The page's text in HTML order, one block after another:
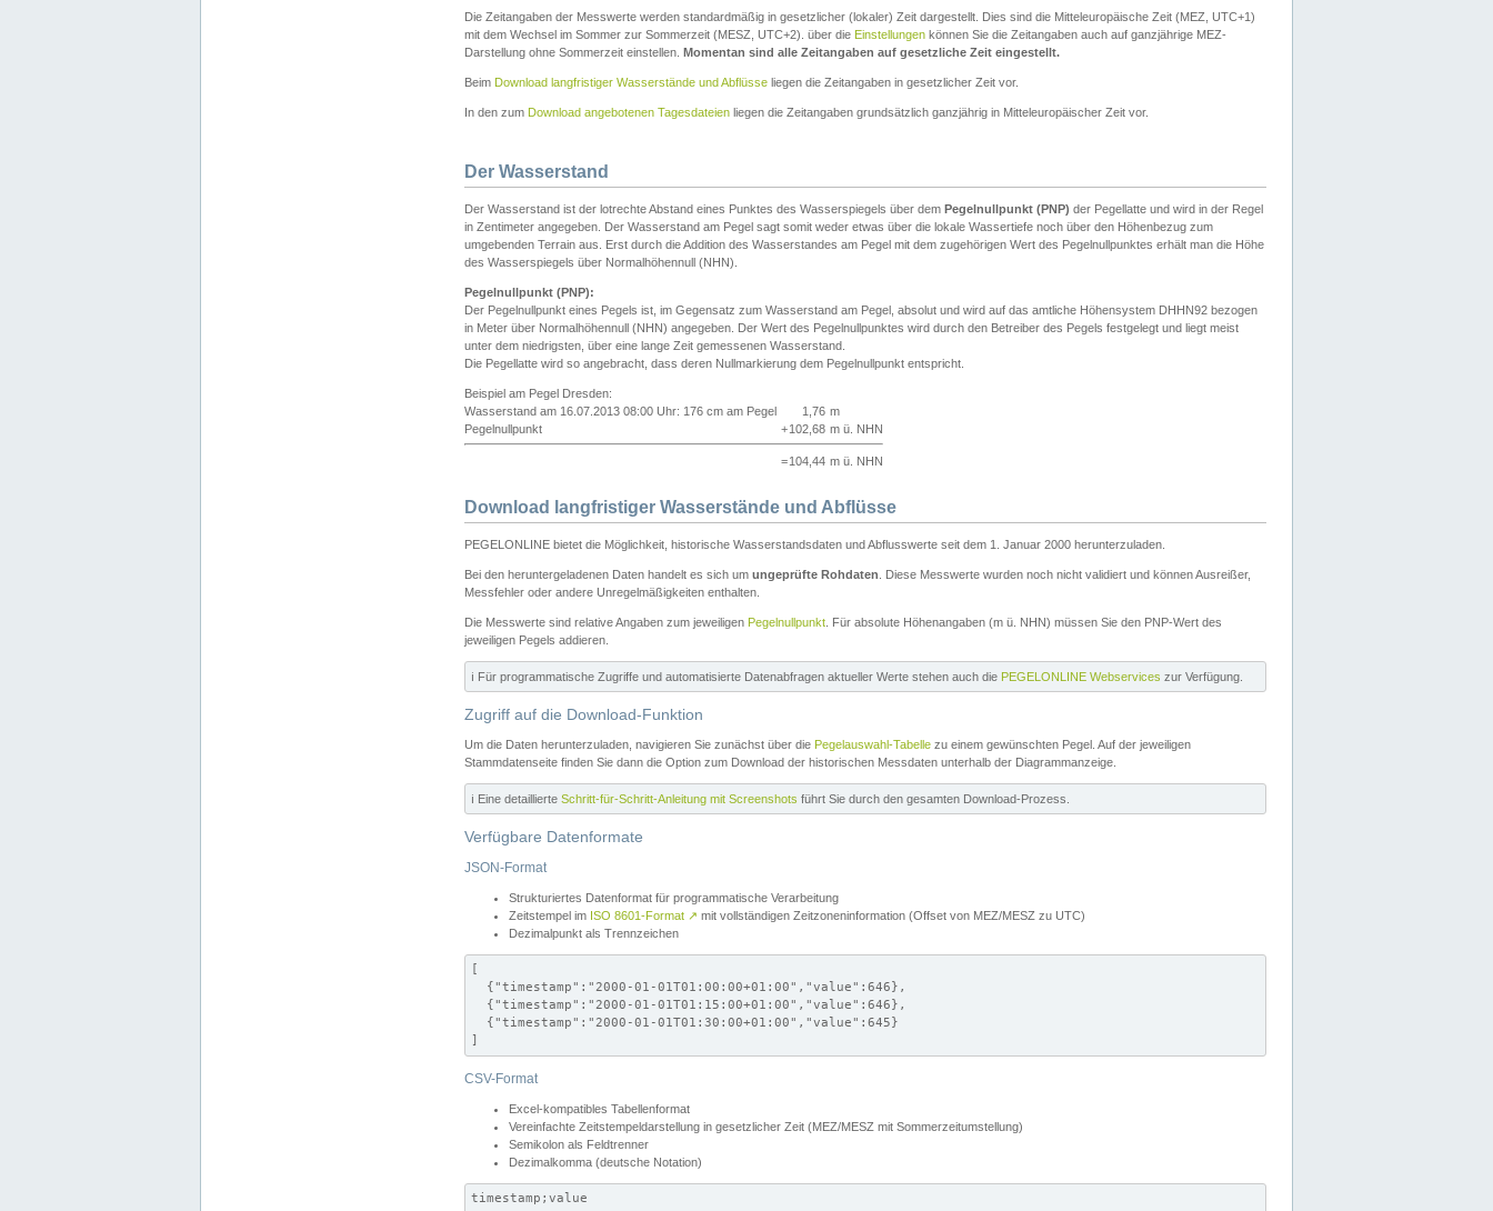
Die Zeitangaben der Messwerte werden standardmäßig in gesetzlicher (lokaler) Zeit dargestellt. Dies sind die Mitteleuropäische Zeit (MEZ, UTC+1)
mit dem Wechsel im Sommer zur Sommerzeit (MESZ, UTC+2). über die Einstellungen können Sie die Zeitangaben auch auf ganzjährige MEZ-
Darstellung ohne Sommerzeit einstellen. Momentan sind alle Zeitangaben auf gesetzliche Zeit eingestellt.
Beim Download langfristiger Wasserstände und Abflüsse liegen die Zeitangaben in gesetzlicher Zeit vor.
In den zum Download angebotenen Tagesdateien liegen die Zeitangaben grundsätzlich ganzjährig in Mitteleuropäischer Zeit vor.
Der Wasserstand
Der Wasserstand ist der lotrechte Abstand eines Punktes des Wasserspiegels über dem Pegelnullpunkt (PNP) der Pegellatte und wird in der Regel
in Zentimeter angegeben. Der Wasserstand am Pegel sagt somit weder etwas über die lokale Wassertiefe noch über den Höhenbezug zum
umgebenden Terrain aus. Erst durch die Addition des Wasserstandes am Pegel mit dem zugehörigen Wert des Pegelnullpunktes erhält man die Höhe
des Wasserspiegels über Normalhöhennull (NHN).
Pegelnullpunkt (PNP):
Der Pegelnullpunkt eines Pegels ist, im Gegensatz zum Wasserstand am Pegel, absolut und wird auf das amtliche Höhensystem DHHN92 bezogen
in Meter über Normalhöhennull (NHN) angegeben. Der Wert des Pegelnullpunktes wird durch den Betreiber des Pegels festgelegt und liegt meist
unter dem niedrigsten, über eine lange Zeit gemessenen Wasserstand.
Die Pegellatte wird so angebracht, dass deren Nullmarkierung dem Pegelnullpunkt entspricht.
Beispiel am Pegel Dresden:
Wasserstand am 16.07.2013 08:00 Uhr: 176 cm am Pegel
1,76 m
Pegelnullpunkt
+102,68 m ü. NHN
=104,44 m ü. NHN
Download langfristiger Wasserstände und Abflüsse
PEGELONLINE bietet die Möglichkeit, historische Wasserstandsdaten und Abflusswerte seit dem 1. Januar 2000 herunterzuladen.
Bei den heruntergeladenen Daten handelt es sich um ungeprüfte Rohdaten . Diese Messwerte wurden noch nicht validiert und können Ausreißer,
Messfehler oder andere Unregelmäßigkeiten enthalten.
Die Messwerte sind relative Angaben zum jeweiligen Pegelnullpunkt . Für absolute Höhenangaben (m ü. NHN) müssen Sie den PNP-Wert des
jeweiligen Pegels addieren.
ℹ️ Für programmatische Zugriffe und automatisierte Datenabfragen aktueller Werte stehen auch die PEGELONLINE Webservices zur Verfügung.
Zugriff auf die Download-Funktion
Um die Daten herunterzuladen, navigieren Sie zunächst über die Pegelauswahl-Tabelle zu einem gewünschten Pegel. Auf der jeweiligen
Stammdatenseite finden Sie dann die Option zum Download der historischen Messdaten unterhalb der Diagrammanzeige.
ℹ️ Eine detaillierte Schritt-für-Schritt-Anleitung mit Screenshots führt Sie durch den gesamten Download-Prozess.
Verfügbare Datenformate
JSON-Format
Strukturiertes Datenformat für programmatische Verarbeitung
Zeitstempel im ISO 8601-Format ↗ mit vollständigen Zeitzoneninformation (Offset von MEZ/MESZ zu UTC)
Dezimalpunkt als Trennzeichen
[
  {"timestamp":"2000-01-01T01:00:00+01:00","value":646},
  {"timestamp":"2000-01-01T01:15:00+01:00","value":646},
  {"timestamp":"2000-01-01T01:30:00+01:00","value":645}
]
CSV-Format
Excel-kompatibles Tabellenformat
Vereinfachte Zeitstempeldarstellung in gesetzlicher Zeit (MEZ/MESZ mit Sommerzeitumstellung)
Semikolon als Feldtrenner
Dezimalkomma (deutsche Notation)
timestamp;value